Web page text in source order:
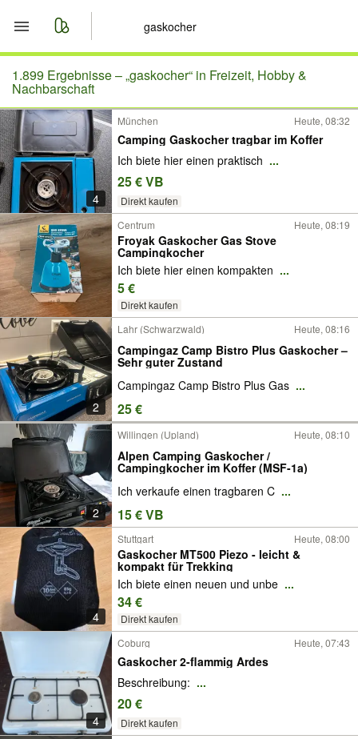
Start
Merkliste
Nachrichten
Anzeige aufgeben
1.899 Ergebnisse –„gaskocher“ in Freizeit, Hobby &
Nachbarschaft
4
München Heute, 08:32
Camping Gaskocher tragbar im Koffer
Ich biete hier einen praktisch ...
25 € VB
Direkt kaufen
Centrum
Heute, 08:19
Froyak Gaskocher Gas Stove
Campingkocher
Ich biete hier einen kompakten ...
5 €
Direkt kaufen
2
Lahr (Schwarzwald) Heute, 08:16
Campingaz Camp Bistro Plus Gaskocher –
Sehr guter Zustand
Campingaz Camp Bistro Plus Gas ...
25 €
2
Willingen (Upland) Heute, 08:10
Alpen Camping Gaskocher /
Campingkocher im Koffer (MSF-1a)
Ich verkaufe einen tragbaren C ...
15 € VB
4
Stuttgart Heute, 08:00
Gaskocher MT500 Piezo - leicht &
kompakt für Trekking
Ich biete einen neuen und unbe ...
34 €
Direkt kaufen
4
Coburg Heute, 07:43
Gaskocher 2-flammig Ardes
Beschreibung: ...
20 €
Direkt kaufen